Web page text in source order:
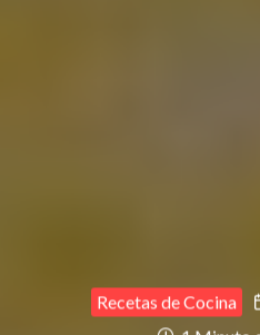
Recetas de Cocina